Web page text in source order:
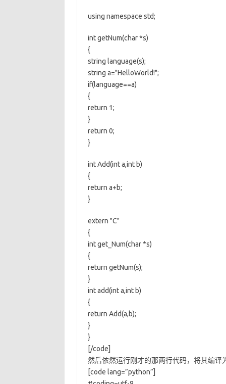
using namespace std;
int getNum(char *s)
{
string language(s);
string a="HelloWorld!";
if(language==a)
{
return 1;
}
return 0;
}
int Add(int a,int b)
{
return a+b;
}
extern "C"
{
int get_Num(char *s)
{
return getNum(s);
}
int add(int a,int b)
{
return Add(a,b);
}
}
[/code]
然后依然运行刚才的那两行代码，将其编译
[code lang=”python”]